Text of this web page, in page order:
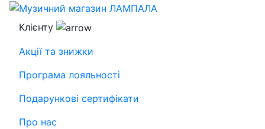
Клієнту
Акції та знижки
Програма лояльності
Подарункові сертифікати
Про нас